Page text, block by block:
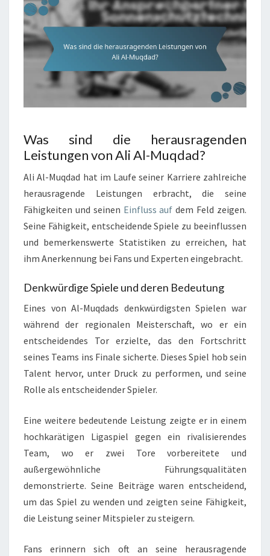
Was sind die herausragenden
Leistungen von Ali Al-Muqdad?
Ali Al-Muqdad hat im Laufe seiner Karriere zahlreiche
herausragende Leistungen erbracht, die seine
Fähigkeiten und seinen Einfluss auf dem Feld zeigen.
Seine Fähigkeit, entscheidende Spiele zu beeinflussen
und bemerkenswerte Statistiken zu erreichen, hat
ihm Anerkennung bei Fans und Experten eingebracht.
Denkwürdige Spiele und deren Bedeutung
Eines von Al-Muqdads denkwürdigsten Spielen war
während der regionalen Meisterschaft, wo er ein
entscheidendes Tor erzielte, das den Fortschritt
seines Teams ins Finale sicherte. Dieses Spiel hob sein
Talent hervor, unter Druck zu performen, und seine
Rolle als entscheidender Spieler.
Eine weitere bedeutende Leistung zeigte er in einem
hochkarätigen Ligaspiel gegen ein rivalisierendes
Team, wo er zwei Tore vorbereitete und
außergewöhnliche Führungsqualitäten
demonstrierte. Seine Beiträge waren entscheidend,
um das Spiel zu wenden und zeigten seine Fähigkeit,
die Leistung seiner Mitspieler zu steigern.
Fans erinnern sich oft an seine herausragende